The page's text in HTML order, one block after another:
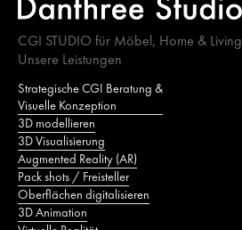
CGI STUDIO für Möbel, Home & Living
Unsere Leistungen
Strategische CGI Beratung &
Visuelle Konzeption
3D modellieren
3D Visualisierung
Augmented Reality (AR)
Pack shots / Freisteller
Oberflächen digitalisieren
3D Animation